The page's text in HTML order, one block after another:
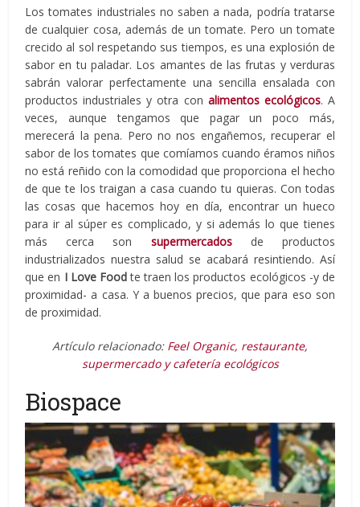
Los tomates industriales no saben a nada, podría tratarse
de cualquier cosa, además de un tomate. Pero un tomate
crecido al sol respetando sus tiempos, es una explosión de
sabor en tu paladar. Los amantes de las frutas y verduras
sabrán valorar perfectamente una sencilla ensalada con
productos industriales y otra con alimentos ecológicos. A
veces, aunque tengamos que pagar un poco más,
merecerá la pena. Pero no nos engañemos, recuperar el
sabor de los tomates que comíamos cuando éramos niños
no está reñido con la comodidad que proporciona el hecho
de que te los traigan a casa cuando tu quieras. Con todas
las cosas que hacemos hoy en día, encontrar un hueco
para ir al súper es complicado, y si además lo que tienes
más cerca son supermercados
de productos
industrializados nuestra salud se acabará resintiendo. Así
que en I Love Foodte traen los productos ecológicos -y de
proximidad- a casa. Y a buenos precios, que para eso son
de proximidad.
Artículo relacionado: Feel Organic, restaurante,
supermercado y cafetería ecológicos
Biospace